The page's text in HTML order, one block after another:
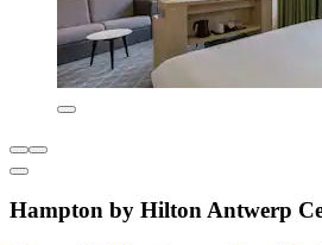
Hampton by Hilton Antwerp